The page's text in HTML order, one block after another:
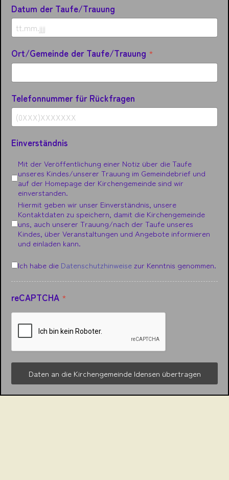
Datum der Taufe/Trauung
Ort/Gemeinde der Taufe/Trauung *
Telefonnummer für Rückfragen
Einverständnis
Mit der Veröffentlichung einer Notiz über die Taufe
unseres Kindes/unserer Trauung im Gemeindebrief und
auf der Homepage der Kirchengemeinde sind wir
einverstanden.
Hiermit geben wir unser Einverständnis, unsere
Kontaktdaten zu speichern, damit die Kirchengemeinde
uns, auch unserer Trauung/nach der Taufe unseres
Kindes, über Veranstaltungen und Angebote informieren
und einladen kann.
Datenschutz*
Ich habe die Datenschutzhinweise zur Kenntnis genommen.
reCAPTCHA *
Daten an die Kirchengemeinde Idensen übertragen